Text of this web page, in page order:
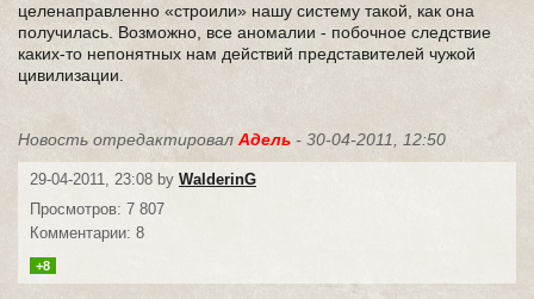
целенаправленно «строили» нашу систему такой, как она
получилась. Возможно, все аномалии - побочное следствие
каких-то непонятных нам действий представителей чужой
цивилизации.
Новость отредактировал Адель - 30-04-2011, 12:50
29-04-2011, 23:08 by WalderinG
Просмотров: 7 807
Комментарии: 8
+8